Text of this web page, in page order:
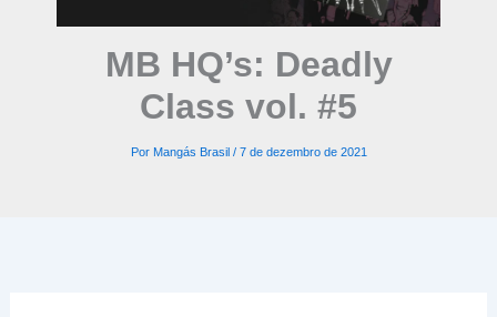
MB HQ’s: Deadly
Class vol. #5
Por Mangás Brasil / 7 de dezembro de 2021